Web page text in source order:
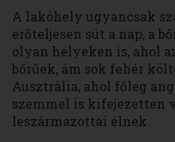
A lakóhely ugyancsak
erőteljesen süt a nap, a
olyan helyeken is, ahol
bőrűek, ám sok fehér
Ausztrália, ahol főleg
szemmel is kifejezetten
leszármazottai élnek.